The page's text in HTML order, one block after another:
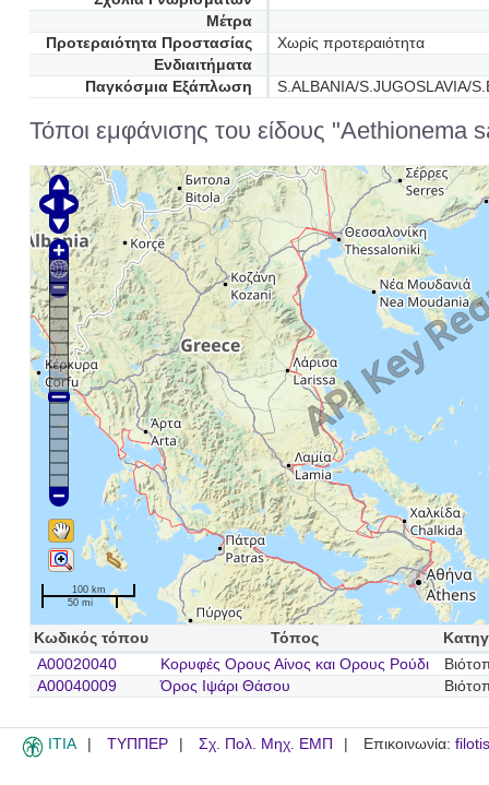
Μέτρα
Προτεραιότητα Προστασίας
Χωρίς προτεραιότητα
Ενδιαιτήματα
Παγκόσμια Εξάπλωση
S.ALBANIA/S.JUGOSLAVIA/
Τόποι εμφάνισης του είδους "Aethionema
100 km
50 mi
Κωδικός τόπου Τόπος
A00020040
Κορυφές Ορους Αίνος και Ορους Ρούδι
A00040009
Όρος Ιψάρι Θάσου
ITIA ΤΥΠΠΕΡ Σχ. Πολ. Μηχ. ΕΜΠ Επικοινωνία: